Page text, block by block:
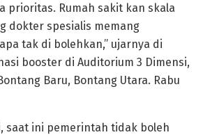
prioritas. Rumah sakit kan skala
dokter spesialis memang
tak di bolehkan,” ujarnya di
booster di Auditorium 3 Dimensi,
Baru, Bontang Utara. Rabu
saat ini pemerintah tidak boleh